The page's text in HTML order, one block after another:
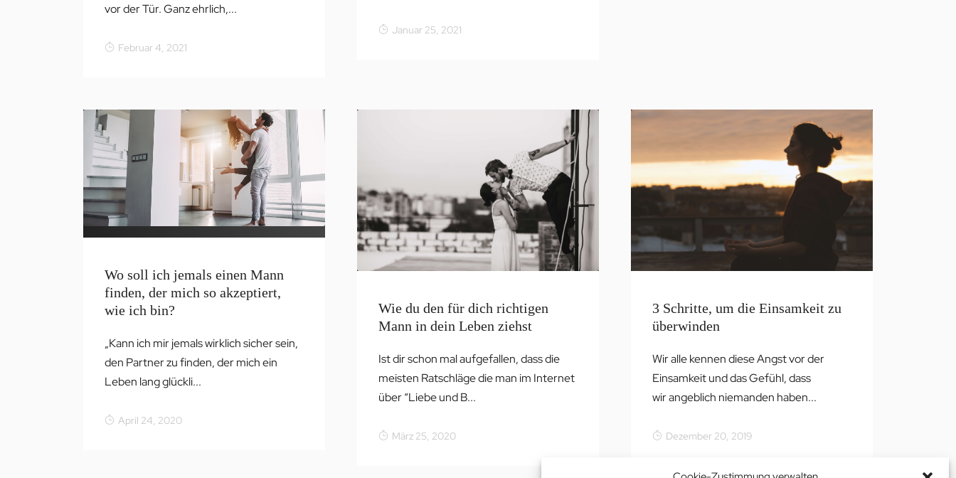
vor der Tür. Ganz ehrlich,...
Februar 4, 2021
Januar 25, 2021
Wo soll ich jemals einen Mann
finden, der mich so akzeptiert,
wie ich bin?
„Kann ich mir jemals wirklich sicher sein,
den Partner zu finden, der mich ein
Leben lang glückli...
April 24, 2020
Wie du den für dich richtigen
Mann in dein Leben ziehst
Ist dir schon mal aufgefallen, dass die
meisten Ratschläge die man im Internet
über “Liebe und B...
März 25, 2020
3 Schritte, um die Einsamkeit zu
überwinden
Wir alle kennen diese Angst vor der
Einsamkeit und das Gefühl, dass
wir angeblich niemanden haben...
Dezember 20, 2019